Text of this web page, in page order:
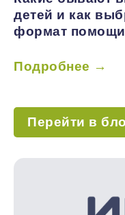
детей и как
формат помощи
Подробнее →
Перейти в